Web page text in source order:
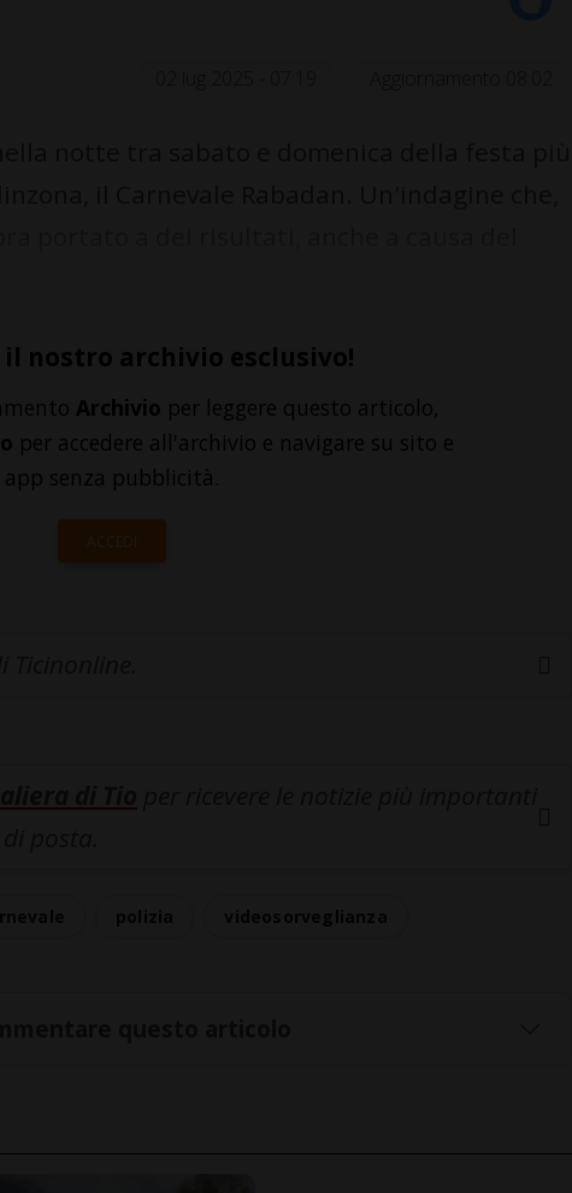
il nostro archivio esclusivo!
Archivio per leggere questo articolo,
per accedere all'archivio e navigare su sito e
app senza pubblicità.
ACCEDI